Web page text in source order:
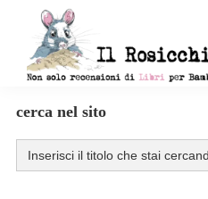
contenuto
di
libri
per
cerca nel sito
Search
for: